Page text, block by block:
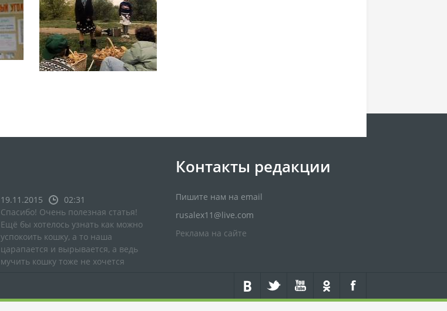
19.11.2015
02:31
Спасибо! Очень полезная статья!
Ещё бы хотелось узнать как можно
успокоить кошку, а то наша
царапается и вырывается, а ведь
мучить кошку тоже не хочется
Контакты редакции
Пишите нам на email
rusalex11@live.com
Реклама на сайте